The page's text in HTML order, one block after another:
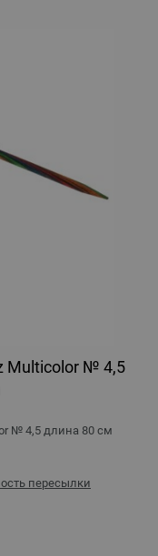
Multicolor № 4,5
№ 4,5 длина 80 см
пересылки